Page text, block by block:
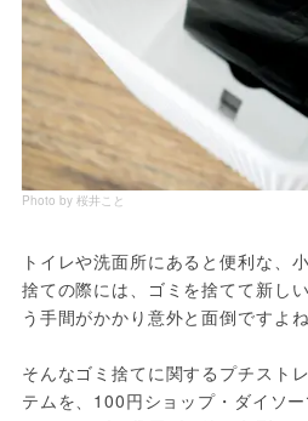
Photo by 桜井こと
トイレや洗面所にあると便利な、
捨ての際には、ゴミを捨てて新
う手間がかかり意外と面倒ですよね
そんなゴミ捨てに関するプチスト
テムを、100円ショップ・ダイソ